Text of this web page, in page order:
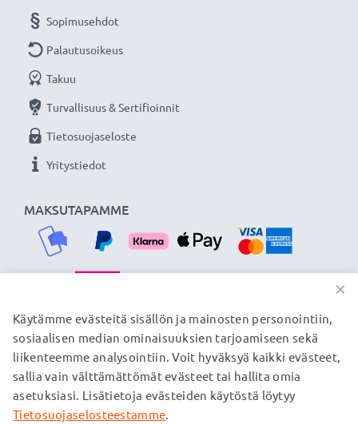
MAKSUTAPAMME
Sopimusehdot
Palautusoikeus
Takuu
Turvallisuus & Sertifioinnit
Tietosuojaseloste
Yritystiedot
TOIMITUSKUMPPANIMME
© subtel.fi 2026
Kaikki hinnat sisältävät arvonlisäveron, mutta ei
toimituskuluja. Kaikki sivuillamme mainitut tavaramerkit ovat
×
Käytämme evästeitä sisällön ja mainosten personointiin,
sosiaalisen median ominaisuuksien tarjoamiseen sekä
liikenteemme analysointiin. Voit hyväksyä kaikki evästeet,
sallia vain välttämättömät evästeet tai hallita omia
asetuksiasi. Lisätietoja evästeiden käytöstä löytyy
Tietosuojaselosteestamme.